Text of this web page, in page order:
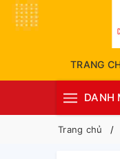
TRANG
DANH
Trang chủ